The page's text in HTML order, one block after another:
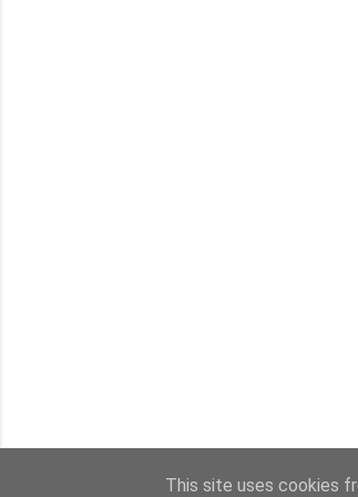
This site uses cookies